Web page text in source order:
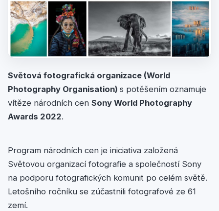
Světová fotografická organizace (World
Photography Organisation) s potěšením oznamuje
vítěze národních cen Sony World Photography
Awards 2022.
Program národních cen je iniciativa založená
Světovou organizací fotografie a společností Sony
na podporu fotografických komunit po celém světě.
Letošního ročníku se zúčastnili fotografové ze 61
zemí.